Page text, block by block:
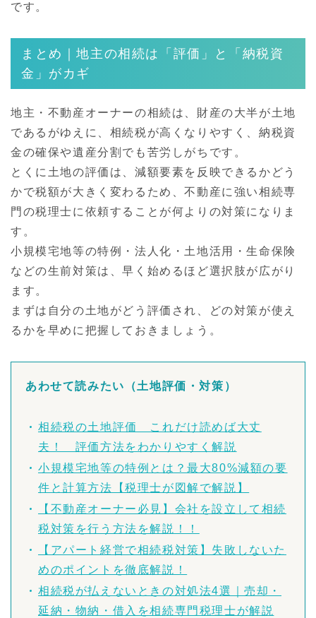
です。
まとめ｜地主の相続は「評価」と「納税資
金」がカギ
地主・不動産オーナーの相続は、財産の大半が土地
であるがゆえに、相続税が高くなりやすく、納税資
金の確保や遺産分割でも苦労しがちです。
とくに土地の評価は、減額要素を反映できるかどう
かで税額が大きく変わるため、不動産に強い相続専
門の税理士に依頼することが何よりの対策になりま
す。
小規模宅地等の特例・法人化・土地活用・生命保険
などの生前対策は、早く始めるほど選択肢が広がり
ます。
まずは自分の土地がどう評価され、どの対策が使え
るかを早めに把握しておきましょう。
あわせて読みたい（土地評価・対策）
相続税の土地評価 これだけ読めば大丈
夫！ 評価方法をわかりやすく解説
小規模宅地等の特例とは？最大80%減額の要
件と計算方法【税理士が図解で解説】
【不動産オーナー必見】会社を設立して相続
税対策を行う方法を解説！！
【アパート経営で相続税対策】失敗しないた
めのポイントを徹底解説！
相続税が払えないときの対処法4選｜売却・
延納・物納・借入を相続専門税理士が解説